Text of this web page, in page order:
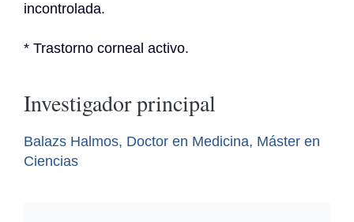
incontrolada.
* Trastorno corneal activo.
Investigador principal
Balazs Halmos, Doctor en Medicina, Máster en
Ciencias